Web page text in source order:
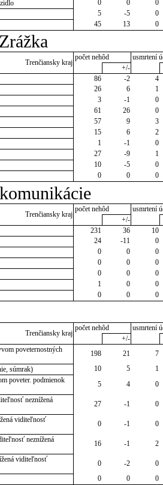
0 0
0
5 -5
0
45 13 0
Trenčiansky kraj
počet nehôd
usmrtení
+/-
86 -2
4
26 6
1
3 -1
0
61 26
0
57 9
3
15 6
2
1 -1
0
27 -9
1
10 -5
0
0 0 0
Trenčiansky kraj
počet nehôd
usmrtení
+/-
231 36
10
24 -11
0
0 0
0
0 0
0
0 0
0
1 0
0
0 0 0
Trenčiansky kraj
počet nehôd
usmrtení
+/-
poveternostných
198 21
7
súmrak)
10 5
1
poveter. podmienok
5 4
0
neznížená
27 -1
0
viditeľnosť
0 -1
0
neznížená
16 -1
2
viditeľnosť
0 -2
0
0 0 0